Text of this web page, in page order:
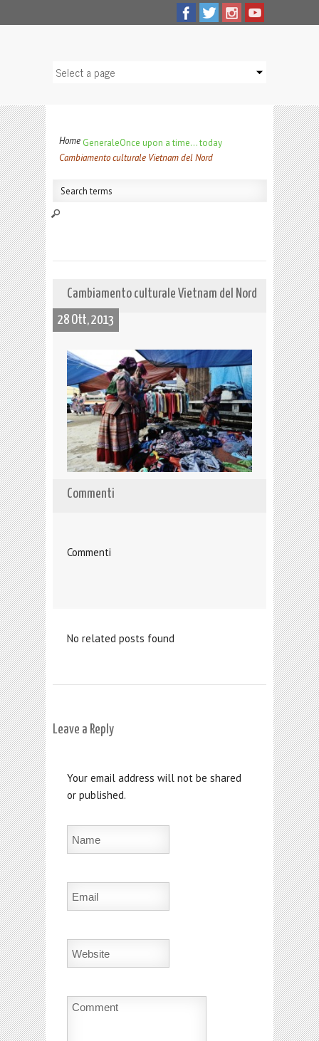
Home GeneraleOnce upon a time… today
Cambiamento culturale Vietnam del Nord
Cambiamento culturale Vietnam del Nord
28 Ott, 2013
Commenti
Commenti
No related posts found
Leave a Reply
Your email address will not be shared
or published.